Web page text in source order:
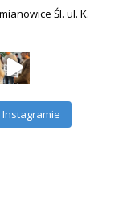
Śl. ul. K.
Za nami wyjątkowy wieczór w Galerii GX
Wernis